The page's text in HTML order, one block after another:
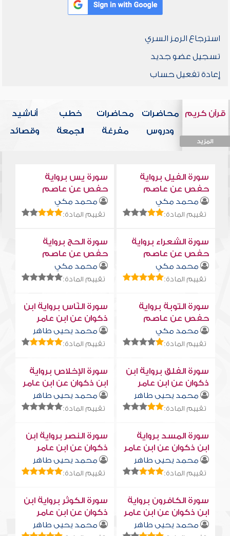
استرجاع الرمز السري
تسجيل عضو جديد
إعادة تفعيل حساب
قرآن كريم
المزيد
محاضرات
ودروس
محاضرات
مفرغة
خطب
الجمعة
أناشيد
وقصائد
سورة الفيل برواية
حفص عن عاصم
محمد مكي
تقييم المادة:
سورة يس برواية
حفص عن عاصم
محمد مكي
تقييم المادة:
سورة الشعراء برواية
حفص عن عاصم
محمد مكي
تقييم المادة:
سورة الحج برواية
حفص عن عاصم
محمد مكي
تقييم المادة:
سورة التوبة برواية
حفص عن عاصم
محمد مكي
تقييم المادة:
سورة النّاس برواية ابن
ذكوان عن ابن عامر
محمد يحيى طاهر
تقييم المادة:
سورة الفلق برواية ابن
ذكوان عن ابن عامر
محمد يحيى طاهر
تقييم المادة:
سورة الإخلاص برواية
ابن ذكوان عن ابن عامر
محمد يحيى طاهر
تقييم المادة:
سورة المسد برواية
ابن ذكوان عن ابن عامر
محمد يحيى طاهر
تقييم المادة:
سورة النصر برواية ابن
ذكوان عن ابن عامر
محمد يحيى طاهر
تقييم المادة:
سورة الكافرون برواية
ابن ذكوان عن ابن عامر
محمد يحيى طاهر
سورة الكوثر برواية ابن
ذكوان عن ابن عامر
محمد يحيى طاهر